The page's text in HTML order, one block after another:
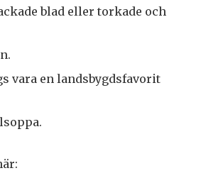
blad eller torkade och
vara en landsbygdsfavorit